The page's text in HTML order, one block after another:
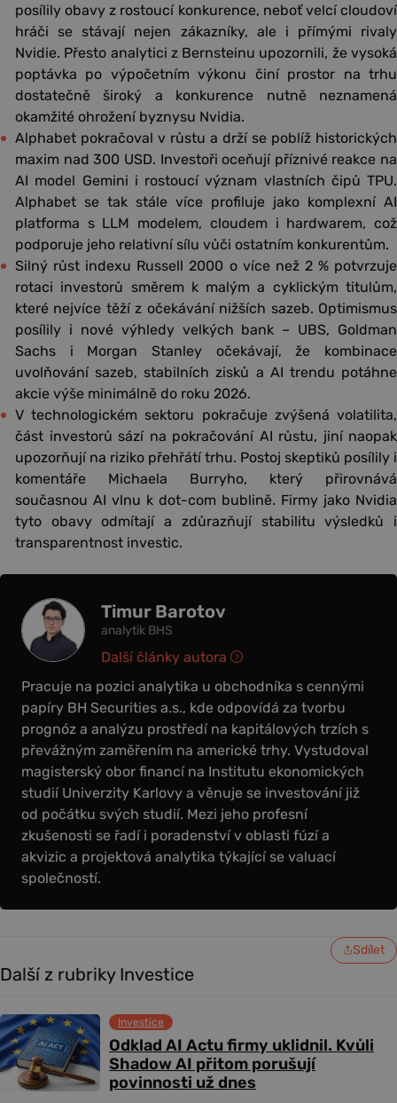
posílily obavy z rostoucí konkurence, neboť velcí cloudoví
hráči se stávají nejen zákazníky, ale i přímými rivaly
Nvidie. Přesto analytici z Bernsteinu upozornili, že vysoká
poptávka po výpočetním výkonu činí prostor na trhu
dostatečně široký a konkurence nutně neznamená
okamžité ohrožení byznysu Nvidia.
Alphabet pokračoval v růstu a drží se poblíž historických
maxim nad 300 USD. Investoři oceňují příznivé reakce na
AI model Gemini i rostoucí význam vlastních čipů TPU.
Alphabet se tak stále více profiluje jako komplexní AI
platforma s LLM modelem, cloudem i hardwarem, což
podporuje jeho relativní sílu vůči ostatním konkurentům.
Silný růst indexu Russell 2000 o více než 2 % potvrzuje
rotaci investorů směrem k malým a cyklickým titulům,
které nejvíce těží z očekávání nižších sazeb. Optimismus
posílily i nové výhledy velkých bank – UBS, Goldman
Sachs i Morgan Stanley očekávají, že kombinace
uvolňování sazeb, stabilních zisků a AI trendu potáhne
akcie výše minimálně do roku 2026.
V technologickém sektoru pokračuje zvýšená volatilita,
část investorů sází na pokračování AI růstu, jiní naopak
upozorňují na riziko přehřátí trhu. Postoj skeptiků posílily i
komentáře Michaela Burryho, který přirovnává
současnou AI vlnu k dot-com bublině. Firmy jako Nvidia
tyto obavy odmítají a zdůrazňují stabilitu výsledků i
transparentnost investic.
Timur Barotov
analytik BHS
Pracuje na pozici analytika u obchodníka s cennými
papíry BH Securities a.s., kde odpovídá za tvorbu
prognóz a analýzu prostředí na kapitálových trzích s
převážným zaměřením na americké trhy. Vystudoval
magisterský obor financí na Institutu ekonomických
studií Univerzity Karlovy a věnuje se investování již
od počátku svých studií. Mezi jeho profesní
zkušenosti se řadí i poradenství v oblasti fúzí a
akvizic a projektová analytika týkající se valuací
společností.
Další články autora
Sdílet
Další z rubriky Investice
Odklad AI Actu firmy uklidnil. Kvůli
Shadow AI přitom porušují
povinnosti už dnes
Investice